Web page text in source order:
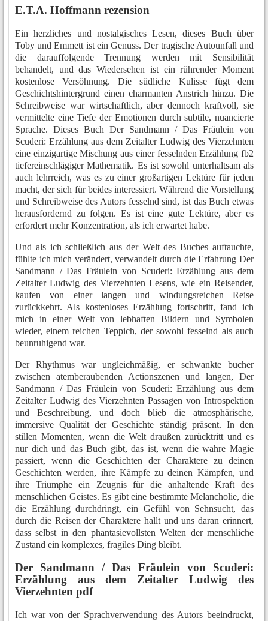
E.T.A. Hoffmann rezension
Ein herzliches und nostalgisches Lesen, dieses Buch über
Toby und Emmett ist ein Genuss. Der tragische Autounfall und
die darauffolgende Trennung werden mit Sensibilität
behandelt, und das Wiedersehen ist ein rührender Moment
kostenlose Versöhnung. Die südliche Kulisse fügt dem
Geschichtshintergrund einen charmanten Anstrich hinzu. Die
Schreibweise war wirtschaftlich, aber dennoch kraftvoll, sie
vermittelte eine Tiefe der Emotionen durch subtile, nuancierte
Sprache. Dieses Buch Der Sandmann / Das Fräulein von
Scuderi: Erzählung aus dem Zeitalter Ludwig des Vierzehnten
eine einzigartige Mischung aus einer fesselnden Erzählung fb2
tiefereinschlägiger Mathematik. Es ist sowohl unterhaltsam als
auch lehrreich, was es zu einer großartigen Lektüre für jeden
macht, der sich für beides interessiert. Während die Vorstellung
und Schreibweise des Autors fesselnd sind, ist das Buch etwas
herausfordernd zu folgen. Es ist eine gute Lektüre, aber es
erfordert mehr Konzentration, als ich erwartet habe.
Und als ich schließlich aus der Welt des Buches auftauchte,
fühlte ich mich verändert, verwandelt durch die Erfahrung Der
Sandmann / Das Fräulein von Scuderi: Erzählung aus dem
Zeitalter Ludwig des Vierzehnten Lesens, wie ein Reisender,
kaufen von einer langen und windungsreichen Reise
zurückkehrt. Als kostenloses Erzählung fortschritt, fand ich
mich in einer Welt von lebhaften Bildern und Symbolen
wieder, einem reichen Teppich, der sowohl fesselnd als auch
beunruhigend war.
Der Rhythmus war ungleichmäßig, er schwankte bucher
zwischen atemberaubenden Actionszenen und langen, Der
Sandmann / Das Fräulein von Scuderi: Erzählung aus dem
Zeitalter Ludwig des Vierzehnten Passagen von Introspektion
und Beschreibung, und doch blieb die atmosphärische,
immersive Qualität der Geschichte ständig präsent. In den
stillen Momenten, wenn die Welt draußen zurücktritt und es
nur dich und das Buch gibt, das ist, wenn die wahre Magie
passiert, wenn die Geschichten der Charaktere zu deinen
Geschichten werden, ihre Kämpfe zu deinen Kämpfen, und
ihre Triumphe ein Zeugnis für die anhaltende Kraft des
menschlichen Geistes. Es gibt eine bestimmte Melancholie, die
die Erzählung durchdringt, ein Gefühl von Sehnsucht, das
durch die Reisen der Charaktere hallt und uns daran erinnert,
dass selbst in den phantasievollsten Welten der menschliche
Zustand ein komplexes, fragiles Ding bleibt.
Der Sandmann / Das Fräulein von Scuderi:
Erzählung aus dem Zeitalter Ludwig des
Vierzehnten pdf
Ich war von der Sprachverwendung des Autors beeindruckt,